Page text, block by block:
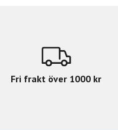
Fri frakt över 1000 kr